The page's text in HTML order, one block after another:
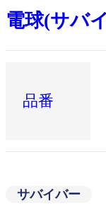
電球(サバ
品番
サバイバー